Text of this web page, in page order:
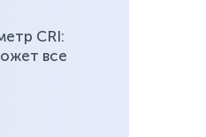
CRI:
все